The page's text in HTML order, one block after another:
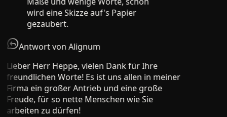
wird eine Skizze auf's Papier
gezaubert.
Antwort von Alignum
Lieber Herr Heppe, vielen Dank für Ihre
freundlichen Worte! Es ist uns allen in meiner
Firma ein großer Antrieb und eine große
Freude, für so nette Menschen wie Sie
arbeiten zu dürfen!